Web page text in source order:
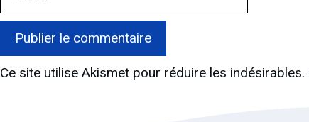
Ce site utilise Akismet pour réduire les indésirables.